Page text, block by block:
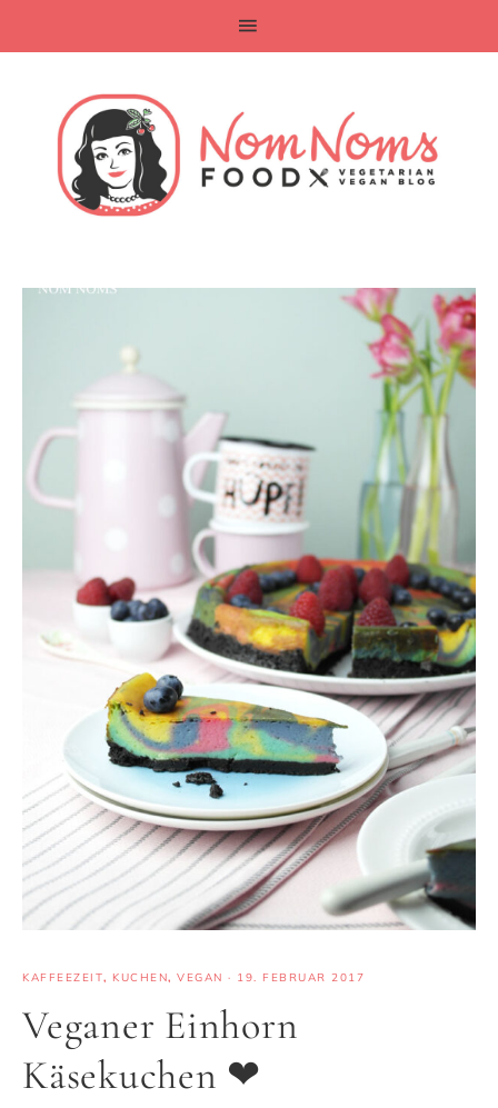
KAFFEEZEIT, KUCHEN, VEGAN · 19. FEBRUAR 2017
Veganer Einhorn
Käsekuchen ❤